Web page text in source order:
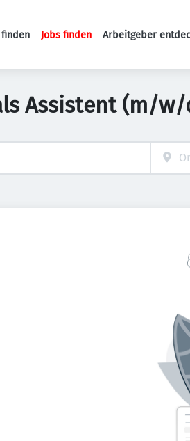
Haupt-
Jobs finden Arbeitgeber
Assistent (m/